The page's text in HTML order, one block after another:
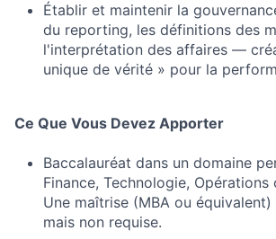
Établir et maintenir la
du reporting, les définitions des
l'interprétation des affaires —
unique de vérité » pour la
Ce Que Vous Devez Apporter
Baccalauréat dans un domaine
Finance, Technologie, Opérations
Une maîtrise (MBA ou
mais non requise.